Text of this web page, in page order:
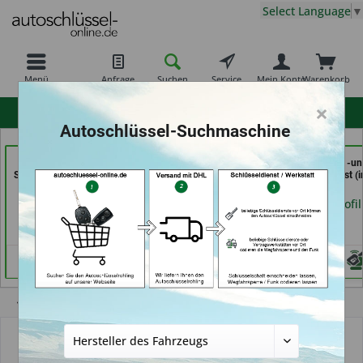
Menü Anfrage Suchen Service Warenkorb
Mein Konto
Select Language ▼
Sicherheitstechnik Güler
GmbH (in Karlsruhe)
Händlerprofil
Calenberger
Schlüssedienst (in
Hannover)
In Time Schuh -
Schlüsseldienst
Händlerprofil
×
Autoschlüssel-Suchmaschine